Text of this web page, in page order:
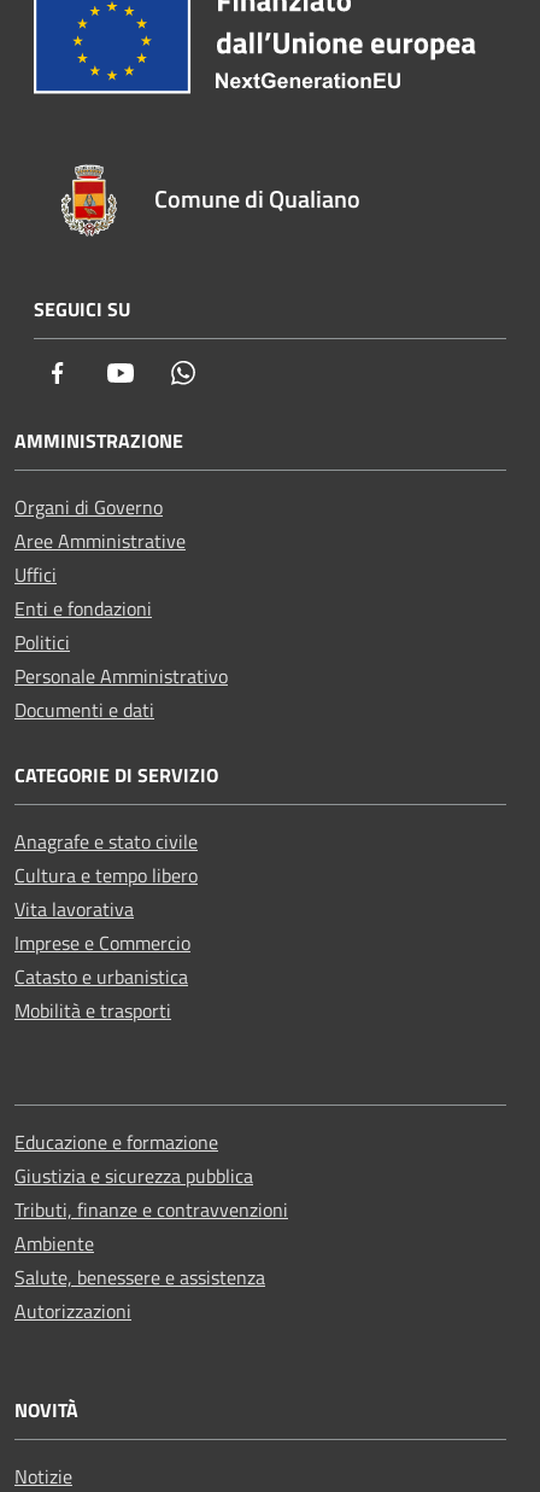
Comune di Qualiano
SEGUICI SU
Facebook Youtube
AMMINISTRAZIONE
Organi di Governo
Aree Amministrative
Uffici
Enti e fondazioni
Politici
Personale Amministrativo
Documenti e dati
CATEGORIE DI SERVIZIO
Anagrafe e stato civile
Cultura e tempo libero
Vita lavorativa
Imprese e Commercio
Catasto e urbanistica
Mobilità e trasporti
Educazione e formazione
Giustizia e sicurezza pubblica
Tributi, finanze e contravvenzioni
Ambiente
Salute, benessere e assistenza
Autorizzazioni
NOVITÀ
Notizie